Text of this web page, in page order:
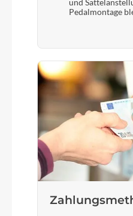
und
Pedalmontage